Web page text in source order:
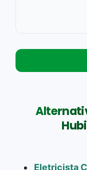
Eletricista